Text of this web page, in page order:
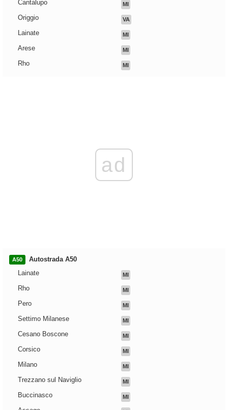
Cantalupo MI
Origgio VA
Lainate MI
Arese MI
Rho MI
ad
A50
Autostrada A50
Lainate
MI
Rho MI
Pero MI
Settimo Milanese MI
Cesano Boscone MI
Corsico MI
Milano MI
Trezzano sul Naviglio MI
Buccinasco MI